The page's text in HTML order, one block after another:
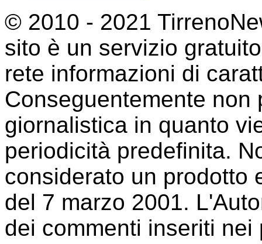
© 2010 - 2021
sito è un servizio
rete informazioni di
Conseguentemente
giornalistica in quanto
periodicità predefinita.
considerato un prodotto
del 7 marzo 2001.
dei commenti inseriti nei